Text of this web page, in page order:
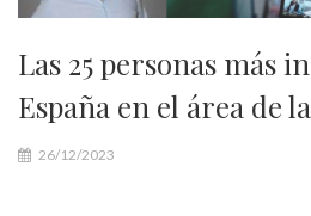
Las 25 personas más
España en el área de
26/12/2023